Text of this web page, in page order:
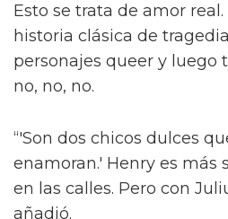
Esto se trata de amor
historia clásica de
personajes queer y luego
no, no, no.
“'Son dos chicos dulces
enamoran.' Henry es más
en las calles. Pero con
añadió.